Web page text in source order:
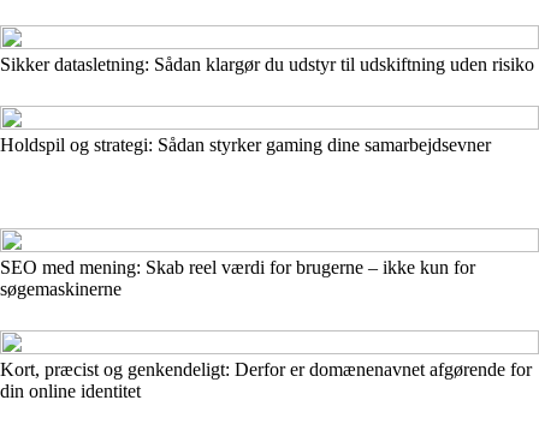
Sikker datasletning: Sådan klargør du udstyr til udskiftning uden risiko
Holdspil og strategi: Sådan styrker gaming dine samarbejdsevner
SEO med mening: Skab reel værdi for brugerne – ikke kun for
søgemaskinerne
Kort, præcist og genkendeligt: Derfor er domænenavnet afgørende for
din online identitet